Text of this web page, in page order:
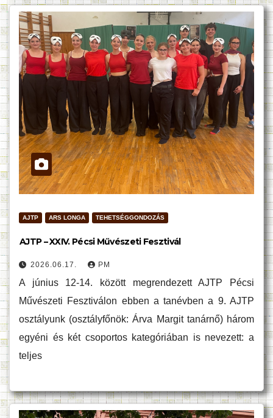
AJTP ARS LONGA TEHETSÉGGONDOZÁS
AJTP – XXIV. Pécsi Művészeti Fesztivál
2026.06.17. PM
A június 12-14. között megrendezett AJTP Pécsi
Művészeti Fesztiválon ebben a tanévben a 9. AJTP
osztályunk (osztályfőnök: Árva Margit tanárnő) három
egyéni és két csoportos kategóriában is nevezett: a
teljes